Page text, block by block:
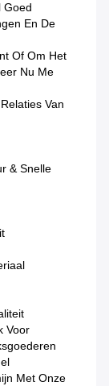
Goed
En De
Of Om Het
Nu Me
Van
& Snelle
Voor
Met Onze